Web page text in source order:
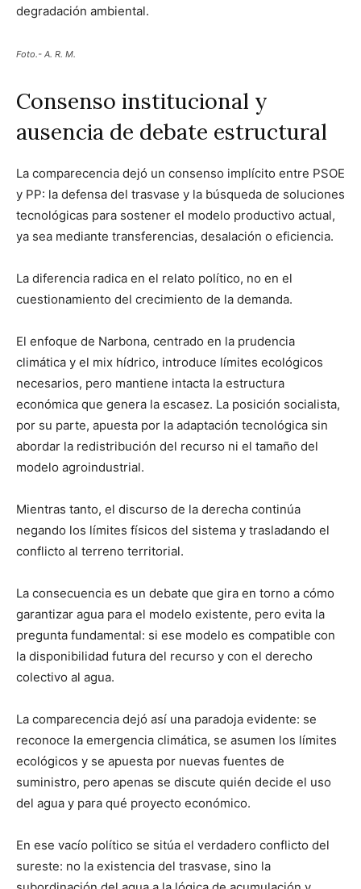
degradación ambiental.
Foto.- A. R. M.
Consenso institucional y
ausencia de debate estructural
La comparecencia dejó un consenso implícito entre PSOE
y PP: la defensa del trasvase y la búsqueda de soluciones
tecnológicas para sostener el modelo productivo actual,
ya sea mediante transferencias, desalación o eficiencia.
La diferencia radica en el relato político, no en el
cuestionamiento del crecimiento de la demanda.
El enfoque de Narbona, centrado en la prudencia
climática y el mix hídrico, introduce límites ecológicos
necesarios, pero mantiene intacta la estructura
económica que genera la escasez. La posición socialista,
por su parte, apuesta por la adaptación tecnológica sin
abordar la redistribución del recurso ni el tamaño del
modelo agroindustrial.
Mientras tanto, el discurso de la derecha continúa
negando los límites físicos del sistema y trasladando el
conflicto al terreno territorial.
La consecuencia es un debate que gira en torno a cómo
garantizar agua para el modelo existente, pero evita la
pregunta fundamental: si ese modelo es compatible con
la disponibilidad futura del recurso y con el derecho
colectivo al agua.
La comparecencia dejó así una paradoja evidente: se
reconoce la emergencia climática, se asumen los límites
ecológicos y se apuesta por nuevas fuentes de
suministro, pero apenas se discute quién decide el uso
del agua y para qué proyecto económico.
En ese vacío político se sitúa el verdadero conflicto del
sureste: no la existencia del trasvase, sino la